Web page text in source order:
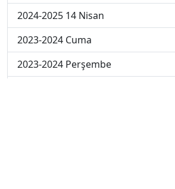
2024-2025 14 Nisan
2023-2024 Cuma
2023-2024 Perşembe